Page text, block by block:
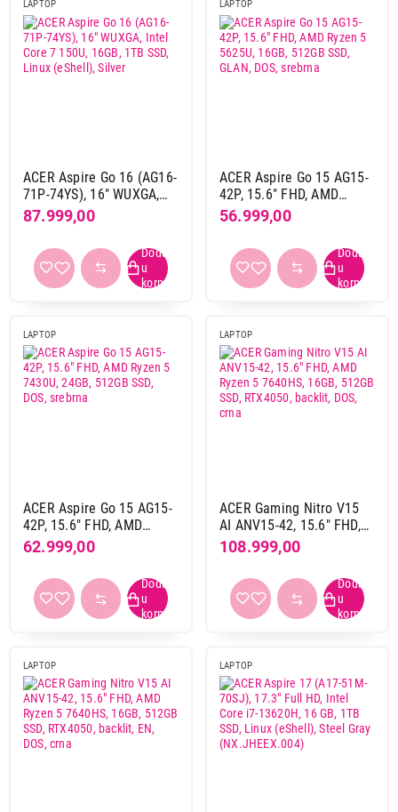
LAPTOP
ACER Aspire Go 16 (AG16-
71P-74YS), 16" WUXGA,
Intel Core 7 150U, 16GB,
1TB SSD, Linux (eShell),
Silver
87.999,00
LAPTOP
ACER Aspire Go 15 AG15-
42P, 15.6" FHD, AMD
Ryzen 5 5625U, 16GB,
512GB SSD, GLAN, DOS,
srebrna
56.999,00
LAPTOP
ACER Aspire Go 15 AG15-
42P, 15.6" FHD, AMD
Ryzen 5 7430U, 24GB,
512GB SSD, DOS, srebrna
62.999,00
LAPTOP
ACER Gaming Nitro V15
AI ANV15-42, 15.6" FHD,
AMD Ryzen 5 7640HS,
16GB, 512GB SSD,
RTX4050, backlit, DOS,
crna
108.999,00
LAPTOP LAPTOP